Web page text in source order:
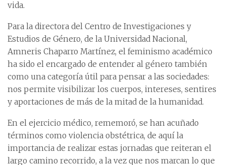
vida.
Para la directora del Centro de Investigaciones y
Estudios de Género, de la Universidad Nacional,
Amneris Chaparro Martínez, el feminismo académico
ha sido el encargado de entender al género también
como una categoría útil para pensar a las sociedades:
nos permite visibilizar los cuerpos, intereses, sentires
y aportaciones de más de la mitad de la humanidad.
En el ejercicio médico, rememoró, se han acuñado
términos como violencia obstétrica, de aquí la
importancia de realizar estas jornadas que reiteran el
largo camino recorrido, a la vez que nos marcan lo que